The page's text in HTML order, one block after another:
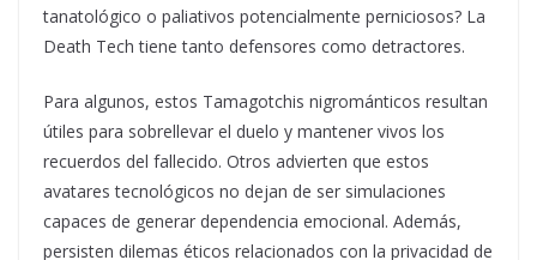
tanatológico o paliativos potencialmente perniciosos? La
Death Tech tiene tanto defensores como detractores.
Para algunos, estos Tamagotchis nigrománticos resultan
útiles para sobrellevar el duelo y mantener vivos los
recuerdos del fallecido. Otros advierten que estos
avatares tecnológicos no dejan de ser simulaciones
capaces de generar dependencia emocional. Además,
persisten dilemas éticos relacionados con la privacidad de